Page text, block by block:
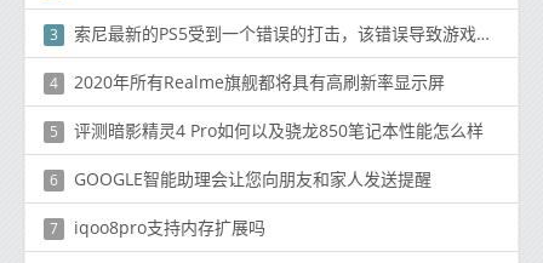
3 索尼最新的PS5受到一个错误的打击，该错误导致游戏陷入“排队等待下载”
4 2020年所有Realme旗舰都将具有高刷新率显示屏
5 评测暗影精灵4 Pro如何以及骁龙850笔记本性能怎么样
6 GOOGLE智能助理会让您向朋友和家人发送提醒
7 iqoo8pro支持内存扩展吗